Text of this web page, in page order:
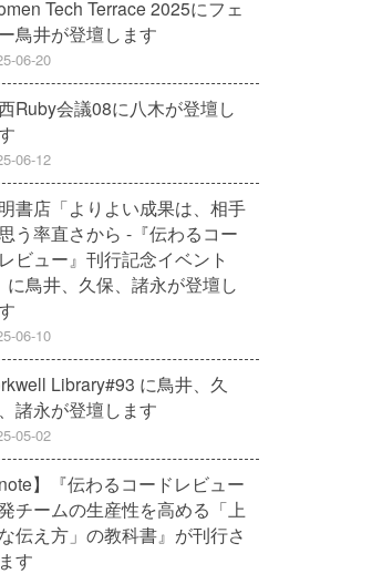
Tech Terrace 2025にフェ
鳥井が登壇します
06-20
Ruby会議08に八木が登壇し
06-12
書店「よりよい成果は、相手
う率直さから -『伝わるコー
ビュー』刊行記念イベント
に鳥井、久保、諸永が登壇し
06-10
Library#93 に鳥井、久
諸永が登壇します
05-02
note】『伝わるコードレビュー
チームの生産性を高める「上
伝え方」の教科書』が刊行さ
す